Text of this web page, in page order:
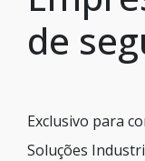
de
Exclusivo para
Soluções